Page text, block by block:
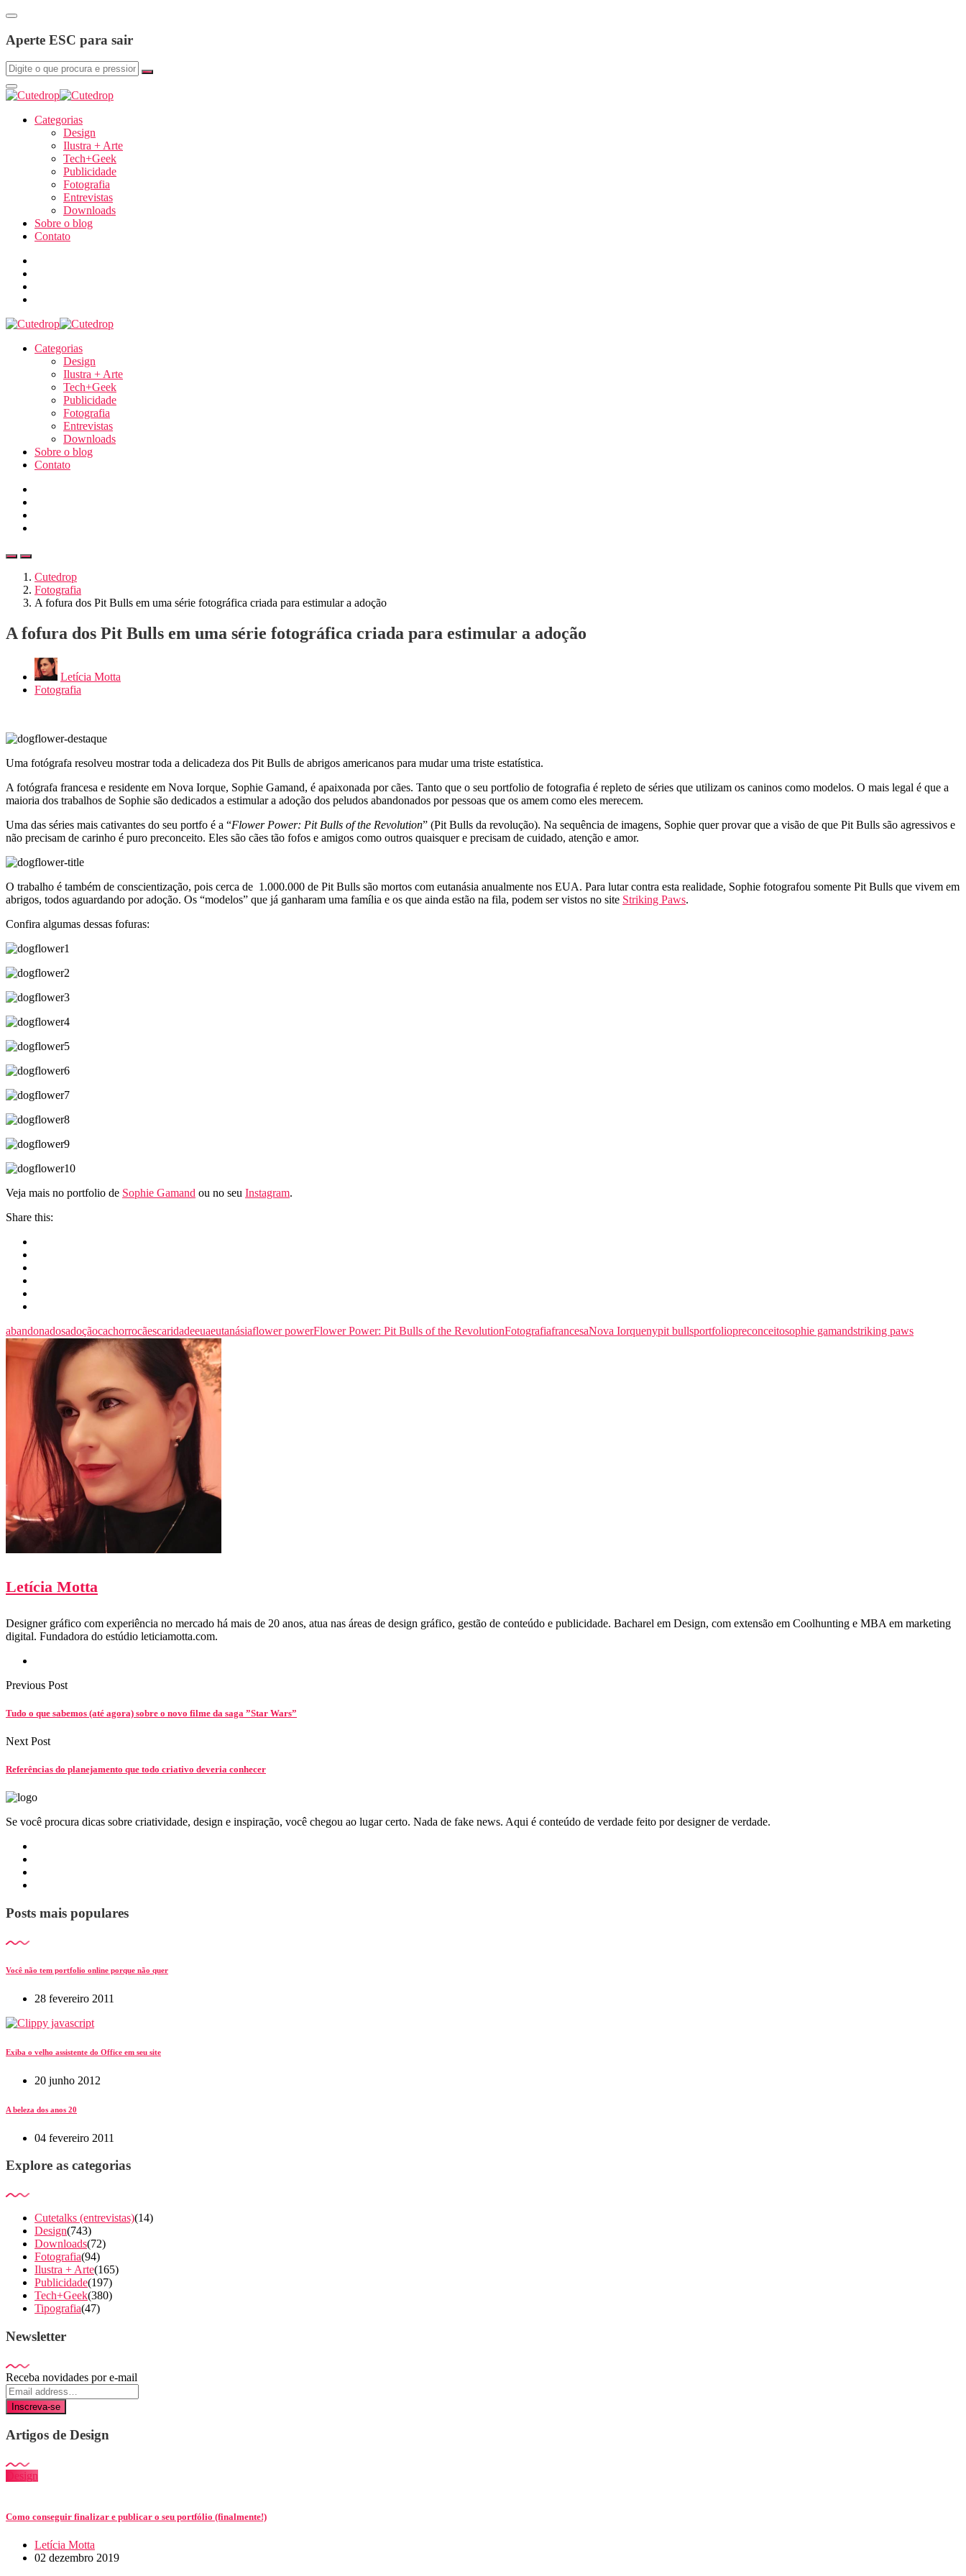
Aperte ESC para sair
Categorias
Design
Ilustra + Arte
Tech+Geek
Publicidade
Fotografia
Entrevistas
Downloads
Sobre o blog
Contato
Categorias
Design
Ilustra + Arte
Tech+Geek
Publicidade
Fotografia
Entrevistas
Downloads
Sobre o blog
Contato
Cutedrop
Fotografia
A fofura dos Pit Bulls em uma série fotográfica criada para estimular a adoção
A fofura dos Pit Bulls em uma série fotográfica criada para estimular a adoção
Letícia Motta
Fotografia
Uma fotógrafa resolveu mostrar toda a delicadeza dos Pit Bulls de abrigos americanos para mudar uma triste estatística.
A fotógrafa francesa e residente em Nova Iorque, Sophie Gamand, é apaixonada por cães. Tanto que o seu portfolio de fotografia é repleto de séries que utilizam os caninos como modelos. O mais legal é que a
maioria dos trabalhos de Sophie são dedicados a estimular a adoção dos peludos abandonados por pessoas que os amem como eles merecem.
Uma das séries mais cativantes do seu portfo é a “Flower Power: Pit Bulls of the Revolution” (Pit Bulls da revolução). Na sequência de imagens, Sophie quer provar que a visão de que Pit Bulls são agressivos e
não precisam de carinho é puro preconceito. Eles são cães tão fofos e amigos como outros quaisquer e precisam de cuidado, atenção e amor.
O trabalho é também de conscientização, pois cerca de 1.000.000 de Pit Bulls são mortos com eutanásia anualmente nos EUA. Para lutar contra esta realidade, Sophie fotografou somente Pit Bulls que vivem em
abrigos, todos aguardando por adoção. Os “modelos” que já ganharam uma família e os que ainda estão na fila, podem ser vistos no site Striking Paws.
Confira algumas dessas fofuras:
Veja mais no portfolio de Sophie Gamand ou no seu Instagram.
Share this:
abandonadosadoçãocachorrocãescaridadeeuaeutanásiaflower powerFlower Power: Pit Bulls of the RevolutionFotografiafrancesaNova Iorquenypit bullsportfoliopreconceitosophie gamandstriking paws
Letícia Motta
Designer gráfico com experiência no mercado há mais de 20 anos, atua nas áreas de design gráfico, gestão de conteúdo e publicidade. Bacharel em Design, com extensão em Coolhunting e MBA em marketing
digital. Fundadora do estúdio leticiamotta.com.
Previous Post
Tudo o que sabemos (até agora) sobre o novo filme da saga ”Star Wars”
Next Post
Referências do planejamento que todo criativo deveria conhecer
Se você procura dicas sobre criatividade, design e inspiração, você chegou ao lugar certo. Nada de fake news. Aqui é conteúdo de verdade feito por designer de verdade.
Posts mais populares
Você não tem portfolio online porque não quer
28 fevereiro 2011
Exiba o velho assistente do Office em seu site
20 junho 2012
A beleza dos anos 20
04 fevereiro 2011
Explore as categorias
Cutetalks (entrevistas)(14)
Design(743)
Downloads(72)
Fotografia(94)
Ilustra + Arte(165)
Publicidade(197)
Tech+Geek(380)
Tipografia(47)
Newsletter
Receba novidades por e-mail
Inscreva-se
Artigos de Design
Design
Como conseguir finalizar e publicar o seu portfólio (finalmente!)
Letícia Motta
02 dezembro 2019